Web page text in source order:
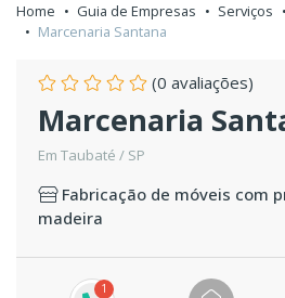
Home Guia de Empresas Serviços
Marcenaria Santana
(0 avaliações)
Marcenaria
Em Taubaté / SP
Fabricação de móveis com
madeira
1